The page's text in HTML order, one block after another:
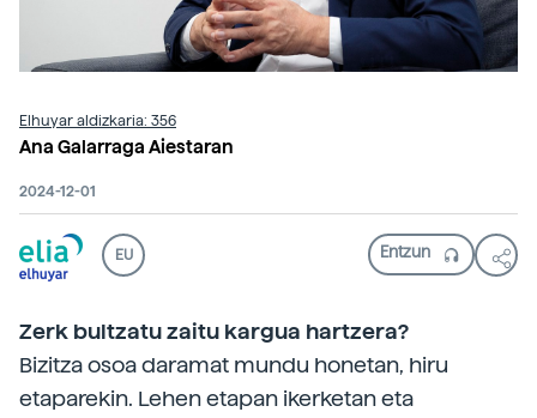
Elhuyar aldizkaria: 356
Ana Galarraga Aiestaran
2024-12-01
EU
Zerk bultzatu zaitu kargua hartzera?
Bizitza osoa daramat mundu honetan, hiru
etaparekin. Lehen etapan ikerketan eta